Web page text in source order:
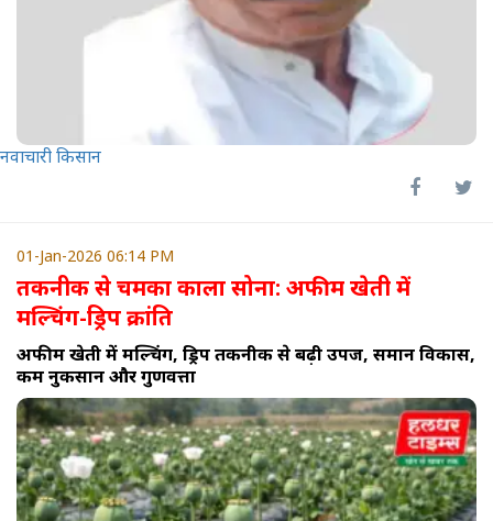
नवाचारी किसान
01-Jan-2026 06:14 PM
तकनीक से चमका काला सोना: अफीम खेती में
मल्चिंग-ड्रिप क्रांति
अफीम खेती में मल्चिंग, ड्रिप तकनीक से बढ़ी उपज, समान विकास,
कम नुकसान और गुणवत्ता